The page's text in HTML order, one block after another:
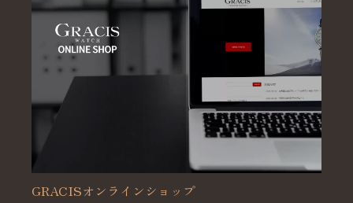
GRACISオンラインショップ